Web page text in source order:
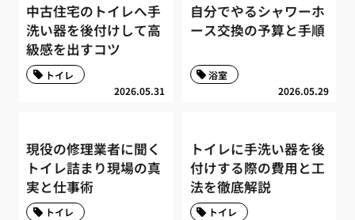
中古住宅のトイレへ手
洗い器を後付けして高
級感を出すコツ
2026.05.31
トイレ
自分でやるシャワーホ
ース交換の予算と手順
2026.05.29
浴室
現役の修理業者に聞く
トイレ詰まり現場の真
実と仕事術
トイレ
トイレに手洗い器を後
付けする際の費用と工
法を徹底解説
トイレ